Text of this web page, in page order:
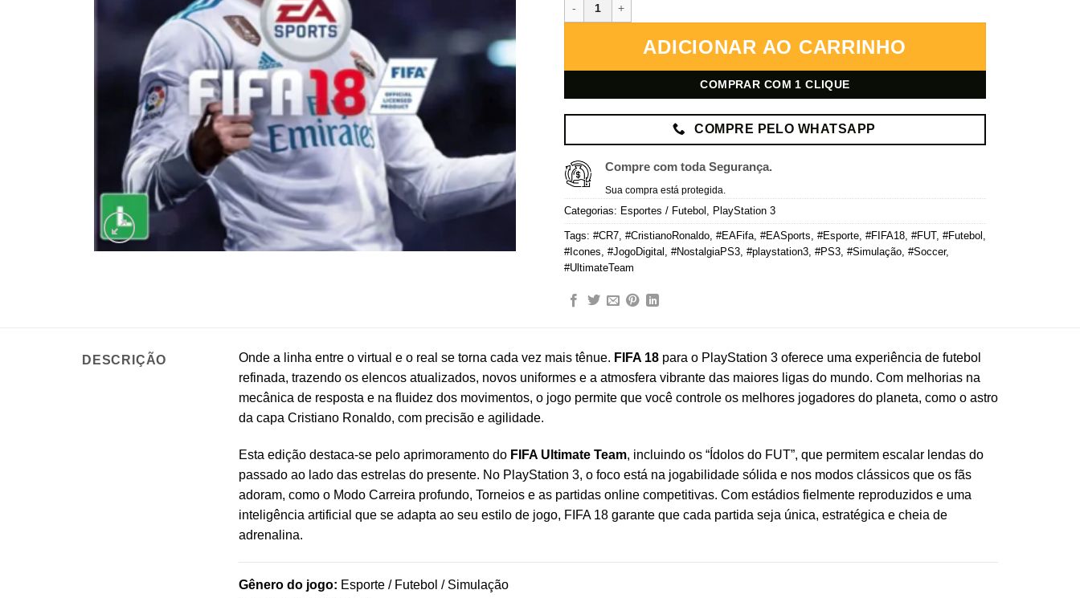
ADICIONAR AO CARRINHO
COMPRAR COM 1 CLIQUE
COMPRE PELO WHATSAPP
Compre com toda Segurança.
Sua compra está protegida.
Categorias: Esportes / Futebol PlayStation 3
Tags: #CR7 #CristianoRonaldo #EAFifa #EASports #Esporte #FIFA18 #FUT, #Futebol
#Icones #JogoDigital #NostalgiaPS3 #playstation3 #PS3 #Simulação #Soccer,
#UltimateTeam
DESCRIÇÃO Onde a linha entre o virtual e o real se torna cada vez mais tênue. FIFA 18 para o PlayStation 3 oferece uma experiência de futebol
refinada, trazendo os elencos atualizados, novos uniformes e a atmosfera vibrante das maiores ligas do mundo. Com melhorias na
mecânica de resposta e na fluidez dos movimentos, o jogo permite que você controle os melhores jogadores do planeta, como o astro
da capa Cristiano Ronaldo, com precisão e agilidade.
Esta edição destaca-se pelo aprimoramento do FIFA Ultimate Team, incluindo os “Ídolos do FUT”, que permitem escalar lendas do
passado ao lado das estrelas do presente. No PlayStation 3, o foco está na jogabilidade sólida e nos modos clássicos que os fãs
adoram, como o Modo Carreira profundo, Torneios e as partidas online competitivas. Com estádios fielmente reproduzidos e uma
inteligência artificial que se adapta ao seu estilo de jogo, FIFA 18 garante que cada partida seja única, estratégica e cheia de
adrenalina.
Gênero do jogo: Esporte / Futebol / Simulação